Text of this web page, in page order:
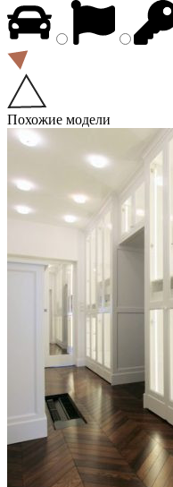
Похожие модели